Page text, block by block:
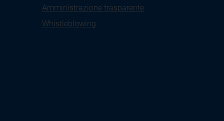
Amministrazione trasparente
Whistleblowing